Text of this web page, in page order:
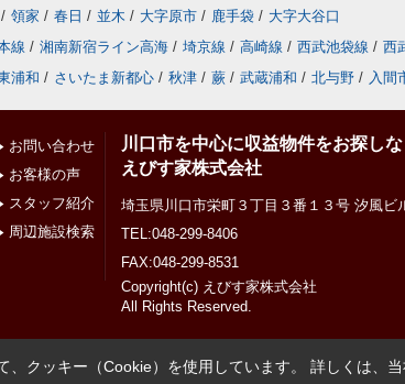
/ 領家 / 春日 / 並木 / 大字原市 / 鹿手袋 / 大字大谷口
線 / 湘南新宿ライン高海 / 埼京線 / 高崎線 / 西武池袋線 / 西
浦和 / さいたま新都心 / 秋津 / 蕨 / 武蔵浦和 / 北与野 / 入間
お問い合わせ
お客様の声
スタッフ紹介
周辺施設検索
川口市を中心に収益物件をお探しな
えびす家株式会社
埼玉県川口市栄町３丁目３番１３号 汐風ビ
TEL:048-299-8406
FAX:048-299-8531
Copyright(c) えびす家株式会社
All Rights Reserved.
クッキー（Cookie）を使用しています。 詳しくは、